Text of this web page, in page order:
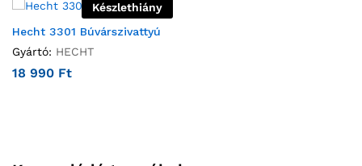
Készlethiány
Hecht 3301 Búvárszivattyú
Gyártó: HECHT
18 990 Ft